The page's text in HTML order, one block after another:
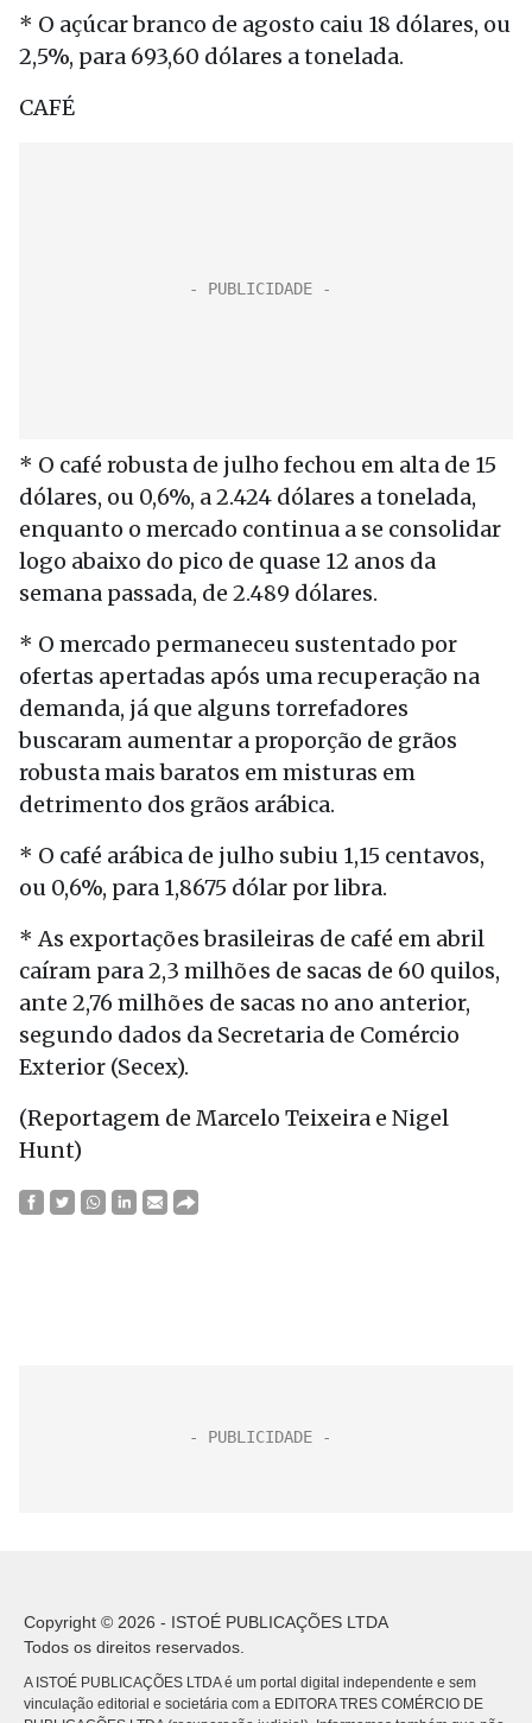
* O açúcar branco de agosto caiu 18 dólares, ou
2,5%, para 693,60 dólares a tonelada.
CAFÉ
* O café robusta de julho fechou em alta de 15
dólares, ou 0,6%, a 2.424 dólares a tonelada,
enquanto o mercado continua a se consolidar
logo abaixo do pico de quase 12 anos da
semana passada, de 2.489 dólares.
* O mercado permaneceu sustentado por
ofertas apertadas após uma recuperação na
demanda, já que alguns torrefadores
buscaram aumentar a proporção de grãos
robusta mais baratos em misturas em
detrimento dos grãos arábica.
* O café arábica de julho subiu 1,15 centavos,
ou 0,6%, para 1,8675 dólar por libra.
* As exportações brasileiras de café em abril
caíram para 2,3 milhões de sacas de 60 quilos,
ante 2,76 milhões de sacas no ano anterior,
segundo dados da Secretaria de Comércio
Exterior (Secex).
(Reportagem de Marcelo Teixeira e Nigel
Hunt)
Copyright © 2026 - ISTOÉ PUBLICAÇÕES LTDA
Todos os direitos reservados.
A ISTOÉ PUBLICAÇÕES LTDA é um portal digital independente e sem
vinculação editorial e societária com a EDITORA TRES COMÉRCIO DE